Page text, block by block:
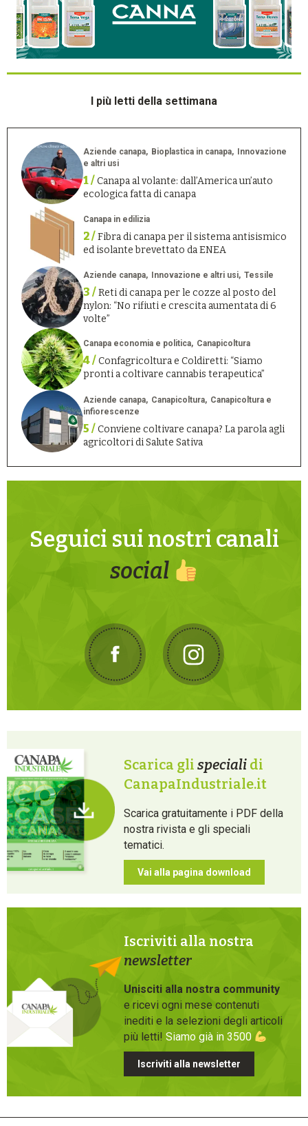
I più letti della settimana
Aziende canapa Bioplastica in canapa
Innovazione
e altri usi
1 /Canapa al volante: dall’America un’auto
ecologica fatta di canapa
Canapa in edilizia
2 /Fibra di canapa per il sistema antisismico
ed isolante brevettato da ENEA
Aziende canapa Innovazione e altri usi Tessile
3 /Reti di canapa per le cozze al posto del
nylon: “No rifiuti e crescita aumentata di 6
volte”
Canapa economia e politica Canapicoltura
4 /Confagricoltura e Coldiretti: “Siamo
pronti a coltivare cannabis terapeutica”
Aziende canapa Canapicoltura
Canapicoltura e
infiorescenze
5 /Conviene coltivare canapa? La parola agli
agricoltori di Salute Sativa
Seguici sui nostri canali
social
Scarica gli speciali di
CanapaIndustriale.it
Scarica gratuitamente i PDF della
nostra rivista e gli speciali
tematici.
Vai alla pagina download
Iscriviti alla nostra
newsletter
Unisciti alla nostra community
e ricevi ogni mese contenuti
inediti e la selezioni degli articoli
più letti! Siamo già in 3500
Iscriviti alla newsletter